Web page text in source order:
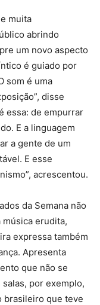
muita
abrindo
um novo aspecto
é guiado por
som é uma
disse
essa: de empurrar
E a linguagem
a gente de um
E esse
acrescentou.
da Semana não
erudita,
expressa também
Apresenta
que não se
por exemplo,
brasileiro que teve